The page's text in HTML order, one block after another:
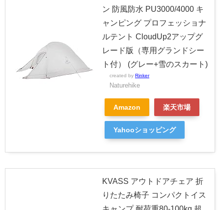
ン 防風防水 PU3000/4000 キ
ャンピング プロフェッショナ
ルテント CloudUp2アップグ
レード版（専用グランドシー
ト付） (グレー+雪のスカート)
created by Rinker
Naturehike
Amazon 楽天市場
Yahooショッピング
KVASS アウトドアチェア 折
りたたみ椅子 コンパクトイス